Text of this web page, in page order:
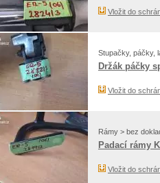
Vložit do
Stupačky, páčky,
Držák páčky
Vložit do
Rámy > bez
Padací rámy
Vložit do